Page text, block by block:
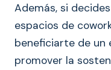
Además, si
espacios de
beneficiarte de un
promover la